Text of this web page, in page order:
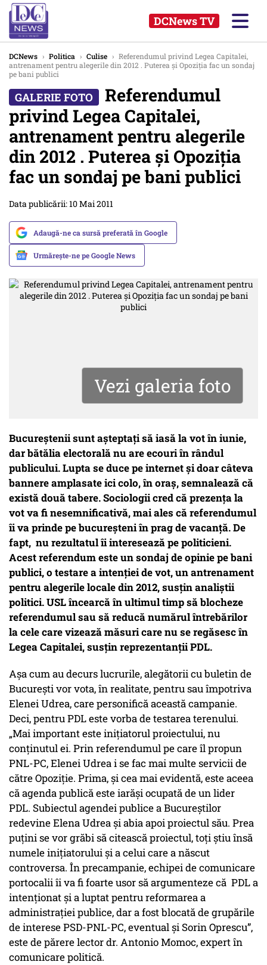
DCNews TV
DCNews › Politica › Culise › Referendumul privind Legea Capitalei,
antrenament pentru alegerile din 2012 . Puterea și Opoziția fac un sondaj
pe bani publici
Referendumul
privind Legea Capitalei,
antrenament pentru alegerile
din 2012 . Puterea și Opoziția
fac un sondaj pe bani publici
Data publicării: 10 Mai 2011
Adaugă-ne ca sursă preferată în Google
Urmărește-ne pe Google News
Vezi galeria foto
Bucureștenii sunt așteptați să iasă la vot în iunie,
dar bătălia electorală nu are ecouri în rândul
publicului. Lupta se duce pe internet și doar câteva
bannere amplasate ici colo, în oraș, semnalează că
există două tabere. Sociologii cred că prezența la
vot va fi nesemnificativă, mai ales că referendumul
îi va prinde pe bucureșteni în prag de vacanță. De
fapt, nu rezultatul îi interesează pe politicieni.
Acest referendum este un sondaj de opinie pe bani
publici, o testare a intenției de vot, un antrenament
pentru alegerile locale din 2012, susțin analiștii
politici. USL încearcă în ultimul timp să blocheze
referendumul sau să reducă numărul întrebărilor
la cele care vizează măsuri care nu se regăsesc în
Legea Capitalei, susțin reprezentanții PDL.
Așa cum au decurs lucrurile, alegătorii cu buletin de
București vor vota, în realitate, pentru sau împotriva
Elenei Udrea, care personifică această campanie.
Deci, pentru PDL este vorba de testarea terenului.
„Mai important este iniţiatorul proiectului, nu
conţinutul ei. Prin referendumul pe care îl propun
PNL-PC, Elenei Udrea i se fac mai multe servicii de
către Opoziţie. Prima, şi cea mai evidentă, este aceea
că agenda publică este iarăşi ocupată de un lider
PDL. Subiectul agendei publice a Bucureştilor
redevine Elena Udrea şi abia apoi proiectul său. Prea
puţini se vor grăbi să citească proiectul, toţi ştiu însă
numele iniţiatorului şi a celui care a născut
controversa. În precampanie, echipei de comunicare
portocalii îi va fi foarte usor să argumenteze că PDL a
intenţionat şi a luptat pentru reformarea a
administraţiei publice, dar a fost blocată de grupările
de interese PSD-PNL-PC, eventual și Sorin Oprescu”,
este de părere lector dr. Antonio Momoc, expert în
comunicare politică.